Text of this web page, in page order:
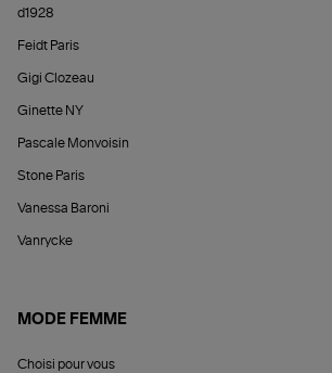
d1928
Feidt Paris
Gigi Clozeau
Ginette NY
Pascale Monvoisin
Stone Paris
Vanessa Baroni
Vanrycke
MODE FEMME
Choisi pour vous